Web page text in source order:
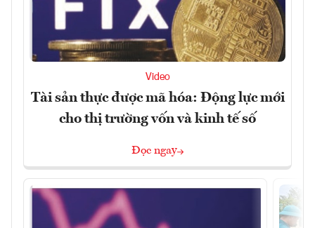
Video
Tài sản thực được mã hóa: Động lực mới
cho thị trường vốn và kinh tế số
Đọc ngay